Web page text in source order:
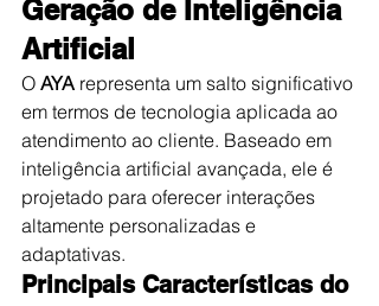
Geração de Inteligência
Artificial
O AYA representa um salto significativo
em termos de tecnologia aplicada ao
atendimento ao cliente. Baseado em
inteligência artificial avançada, ele é
projetado para oferecer interações
altamente personalizadas e
adaptativas.
Principais Características do